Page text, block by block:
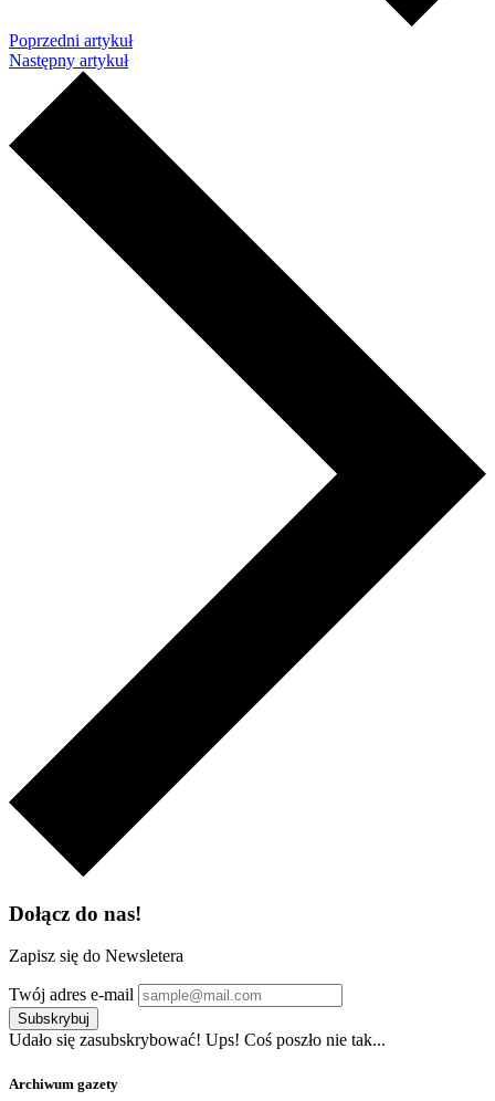
Poprzedni artykuł
Następny artykuł
Dołącz do nas!
Zapisz się do Newsletera
Twój adres e-mail
Subskrybuj
Udało się zasubskrybować! Ups! Coś poszło nie tak...
Archiwum gazety